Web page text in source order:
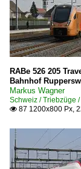
RABe 526 205
Bahnhof
Markus Wagner
Schweiz /
 87 1200x800 Px,